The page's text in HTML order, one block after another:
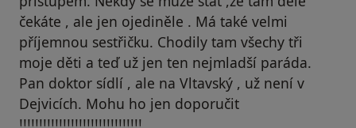
čekáte , ale jen ojediněle . Má také velmi
příjemnou sestřičku. Chodily tam všechy tři
moje děti a teď už jen ten nejmladší paráda.
Pan doktor sídlí , ale na Vltavský , už není v
Dejvicích. Mohu ho jen doporučit